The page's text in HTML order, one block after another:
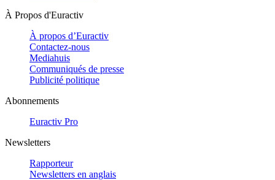
À Propos d'Euractiv
À propos d’Euractiv
Contactez-nous
Mediahuis
Communiqués de presse
Publicité politique
Abonnements
Euractiv Pro
Newsletters
Rapporteur
Newsletters en anglais